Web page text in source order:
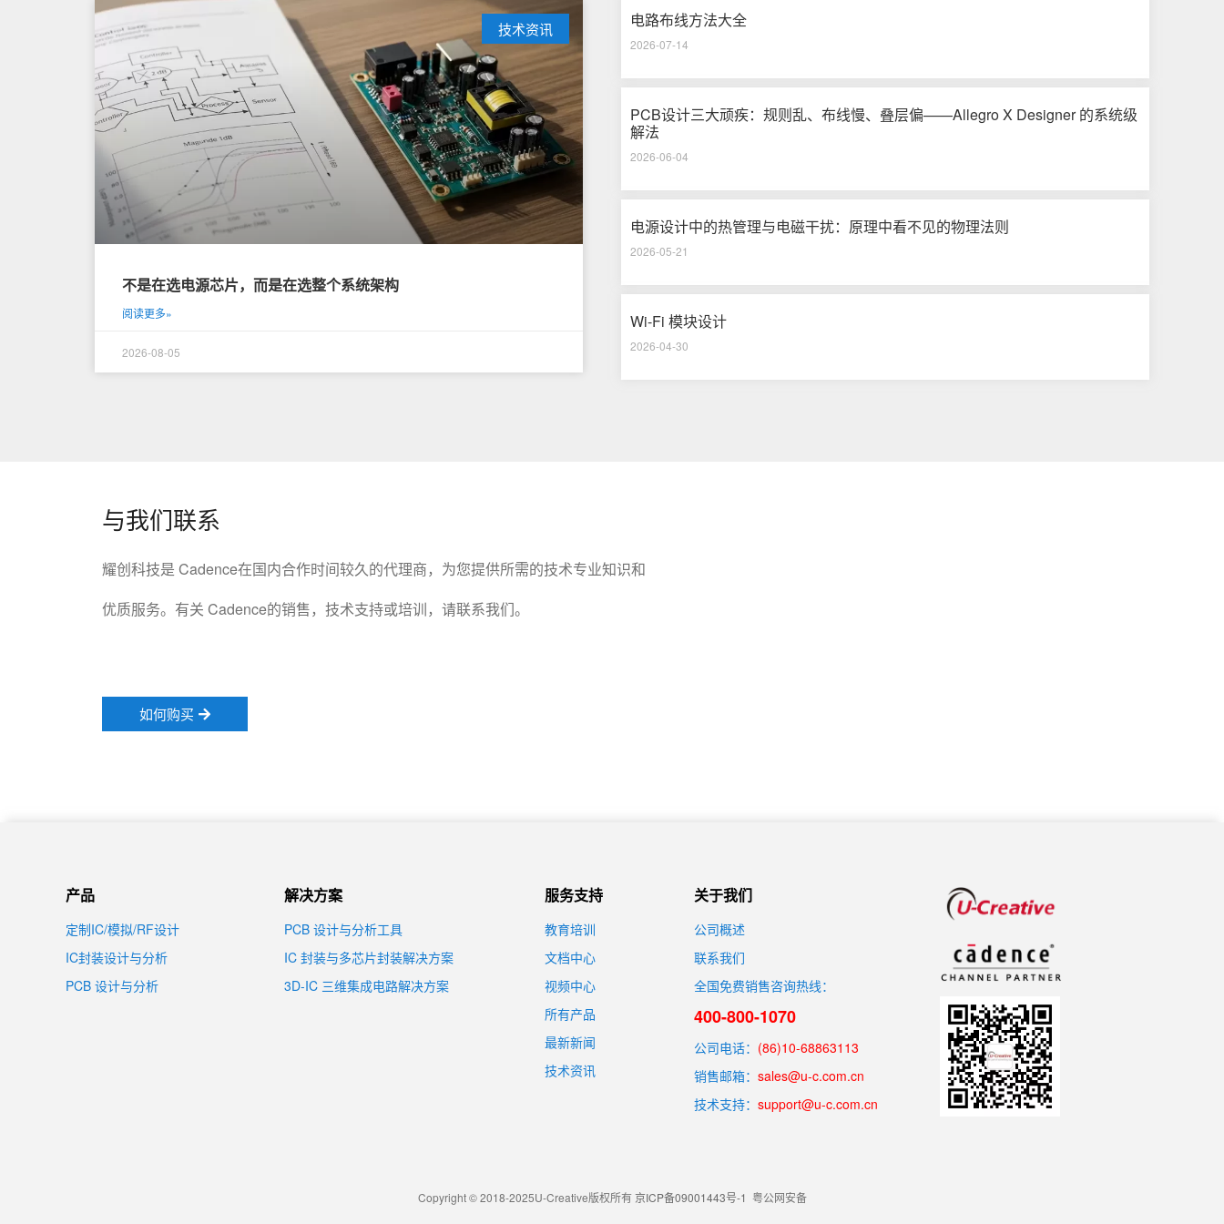
技术资讯
不是在选电源芯片，而是在选整个系统架构
阅读更多»
2026-08-05
电路布线方法大全
2026-07-14
PCB设计三大顽疾：规则乱、布线慢、叠层偏——Allegro X Designer 的系统级
解法
2026-06-04
电源设计中的热管理与电磁干扰：原理中看不见的物理法则
2026-05-21
Wi-Fi 模块设计
2026-04-30
与我们联系
耀创科技是 Cadence在国内合作时间较久的代理商，为您提供所需的技术专业知识和
优质服务。有关 Cadence的销售，技术支持或培训，请联系我们。
如何购买
产品
定制IC/模拟/RF设计
IC封装设计与分析
PCB 设计与分析
解决方案
PCB 设计与分析工具
IC 封装与多芯片封装解决方案
3D-IC 三维集成电路解决方案
服务支持
教育培训
文档中心
视频中心
所有产品
最新新闻
技术资讯
关于我们
公司概述
联系我们
全国免费销售咨询热线：
400-800-1070
公司电话： (86)10-68863113
销售邮箱： sales@u-c.com.cn
技术支持： support@u-c.com.cn
Copyright © 2018-2025U-Creative版权所有京ICP备09001443号-1 粤公网安备